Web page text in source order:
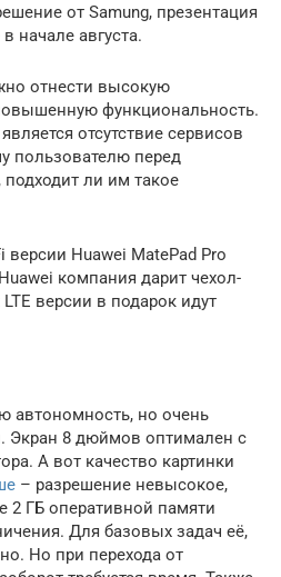
от Samung, презентация
начале августа.
отнести высокую
функциональность.
отсутствие сервисов
пользователю перед
ли им такое
версии Huawei MatePad Pro
компания дарит чехол-
версии в подарок идут
автономность, но очень
Экран 8 дюймов оптимален с
А вот качество картинки
– разрешение невысокое,
2 ГБ оперативной памяти
Для базовых задач её,
Но при перехода от